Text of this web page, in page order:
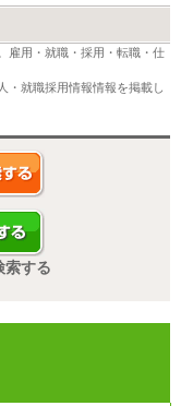
雇用・就職・採用・転職・仕
・就職採用情報情報を掲載し
索する